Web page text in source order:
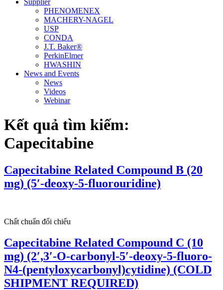
Supplier
PHENOMENEX
MACHERY-NAGEL
USP
CONDA
J.T. Baker®
PerkinElmer
HWASHIN
News and Events
News
Videos
Webinar
Kết quả tìm kiếm:
Capecitabine
Capecitabine Related Compound B (20
mg) (5′-deoxy-5-fluorouridine)
Chất chuẩn đối chiếu
Capecitabine Related Compound C (10
mg) (2′,3′-O-carbonyl-5′-deoxy-5-fluoro-
N4-(pentyloxycarbonyl)cytidine) (COLD
SHIPMENT REQUIRED)